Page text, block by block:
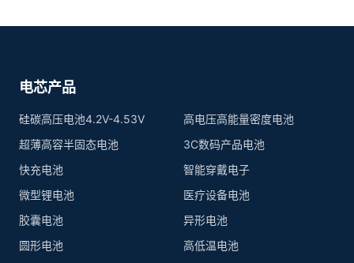
电芯产品
硅碳高压电池4.2V-4.53V
高电压高能量密度电池
超薄高容半固态电池
3C数码产品电池
快充电池
智能穿戴电子
微型锂电池
医疗设备电池
胶囊电池
异形电池
圆形电池
高低温电池